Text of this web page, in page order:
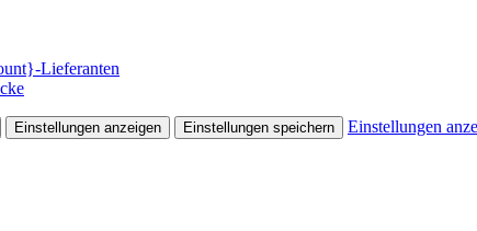
Lieferanten
Einstellungen anzeigen Einstellungen speichern Einstellungen